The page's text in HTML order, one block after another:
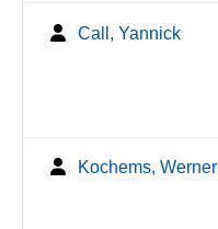
Call, Yannick
Kochems, Werner